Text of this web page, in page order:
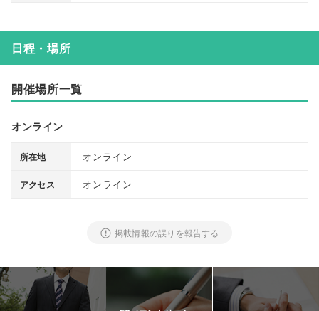
日程・場所
開催場所一覧
オンライン
所在地 オンライン
アクセス オンライン
掲載情報の誤りを報告する